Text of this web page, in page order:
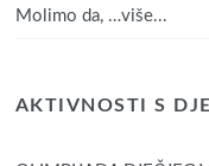
Molimo da, …više...
AKTIVNOSTI S